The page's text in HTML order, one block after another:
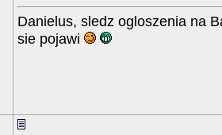
Danielus, sledz ogloszenia na
sie pojawi